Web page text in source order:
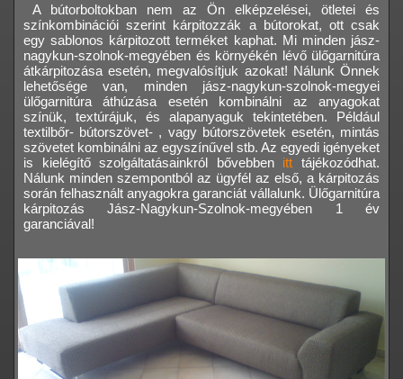
A bútorboltokban nem az Ön elképzelései, ötletei és
színkombinációi szerint kárpitozzák a bútorokat, ott csak
egy sablonos kárpitozott terméket kaphat. Mi minden jász-
nagykun-szolnok-megyében és környékén lévő ülőgarnitúra
átkárpitozása esetén, megvalósítjuk azokat! Nálunk Önnek
lehetősége van, minden jász-nagykun-szolnok-megyei
ülőgarnitúra áthúzása esetén kombinálni az anyagokat
színük, textúrájuk, és alapanyaguk tekintetében. Például
textilbőr- bútorszövet- , vagy bútorszövetek esetén, mintás
szövetet kombinálni az egyszínűvel stb. Az egyedi igényeket
is kielégítő szolgáltatásainkról bővebben itt tájékozódhat.
Nálunk minden szempontból az ügyfél az első, a kárpitozás
során felhasznált anyagokra garanciát vállalunk. Ülőgarnitúra
kárpitozás Jász-Nagykun-Szolnok-megyében 1 év
garanciával!